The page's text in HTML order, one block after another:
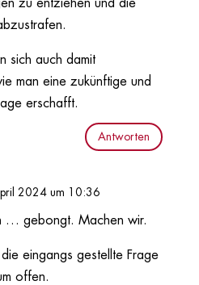
zu entziehen und die
sich auch damit
man eine zukünftige und
erschafft.
Antworten
2024 um 10:36
… gebongt. Machen wir.
eingangs gestellte Frage
offen.